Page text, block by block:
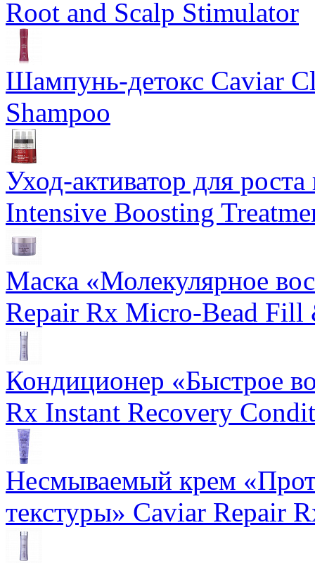
Root and Scalp Stimulator
Шампунь-детокс Caviar
Shampoo
Уход-активатор для
Intensive Boosting
Маска «Молекулярное
Repair Rx Micro-Bead Fill
Кондиционер «Быстрое
Rx Instant Recovery
Несмываемый крем
текстуры» Caviar Repair